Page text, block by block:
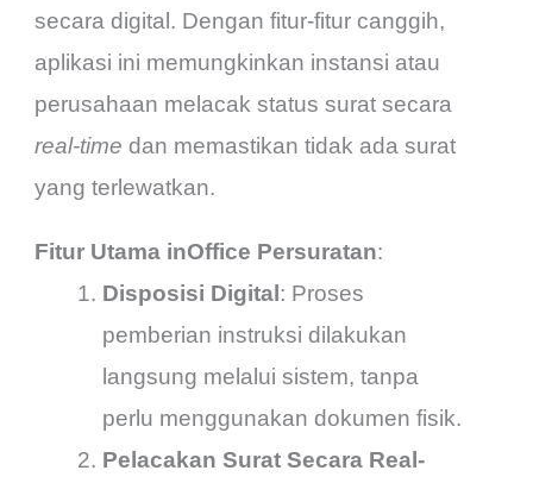
secara digital. Dengan fitur-fitur canggih,
aplikasi ini memungkinkan instansi atau
perusahaan melacak status surat secara
real-time dan memastikan tidak ada surat
yang terlewatkan.
Fitur Utama inOffice Persuratan:
Disposisi Digital : Proses
pemberian instruksi dilakukan
langsung melalui sistem, tanpa
perlu menggunakan dokumen fisik.
Pelacakan Surat Secara Real-